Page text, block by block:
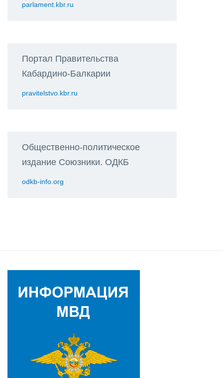
parlament.kbr.ru
Портал Правительства
Кабардино-Балкарии
pravitelstvo.kbr.ru
Общественно-политическое
издание Союзники. ОДКБ
odkb-info.org